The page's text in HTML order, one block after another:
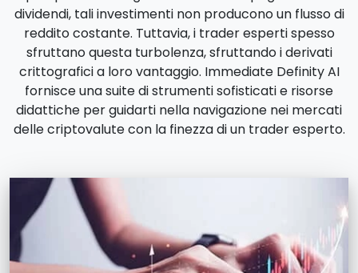
dividendi, tali investimenti non producono un flusso di
reddito costante. Tuttavia, i trader esperti spesso
sfruttano questa turbolenza, sfruttando i derivati
crittografici a loro vantaggio. Immediate Definity AI
fornisce una suite di strumenti sofisticati e risorse
didattiche per guidarti nella navigazione nei mercati
delle criptovalute con la finezza di un trader esperto.